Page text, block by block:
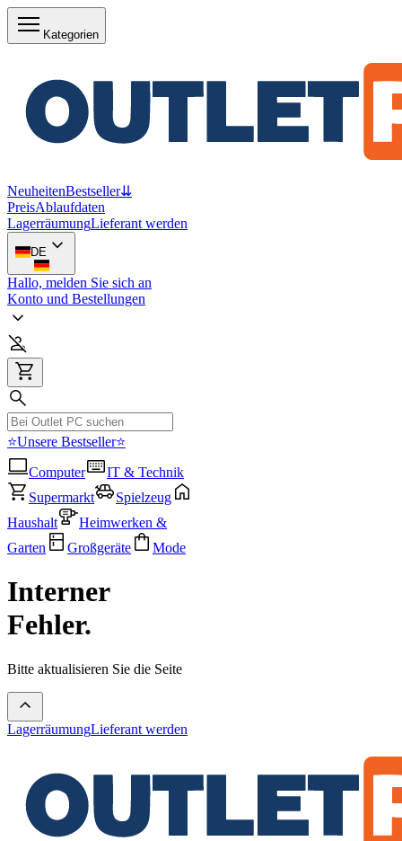
Kategorien
NeuheitenBestseller⇊
PreisAblaufdaten
LagerräumungLieferant werden
DE
Hallo, melden Sie sich an
Konto und Bestellungen
⭐Unsere Bestseller⭐
Computer
IT & Technik
Supermarkt
Spielzeug
Haushalt
Heimwerken &
Garten
Großgeräte Mode
Interner
Fehler.
Bitte aktualisieren Sie die Seite
LagerräumungLieferant werden